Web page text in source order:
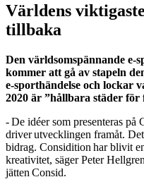
Världens
tillbaka
Den världsomspännande e-
kommer att gå av stapeln
e-sporthändelse och lockar
2020 är ”hållbara städer för
- De idéer som presenteras
driver utvecklingen framåt.
bidrag. Considition har blivit
kreativitet, säger Peter
jätten Consid.